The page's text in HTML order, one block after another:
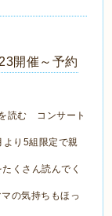
開催～予約
読む コンサート
より5組限定で親
くさん読んでく
の気持ちもほっ